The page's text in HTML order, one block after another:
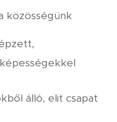
közösségünk
álló, elit csapat